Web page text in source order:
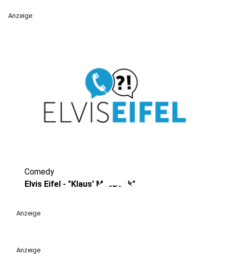
Anzeige
play_circle
Comedy
Elvis Eifel - "Klaus' MacBook"
Anzeige
Anzeige